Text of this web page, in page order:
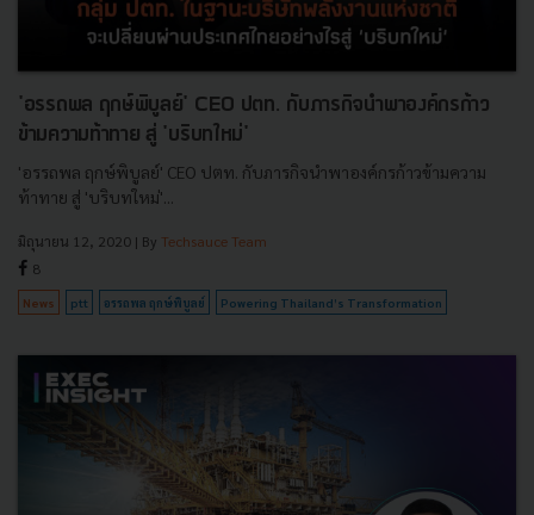
'อรรถพล ฤกษ์พิบูลย์' CEO ปตท. กับภารกิจนำพาองค์กรก้าว
ข้ามความท้าทาย สู่ 'บริบทใหม่'
'อรรถพล ฤกษ์พิบูลย์' CEO ปตท. กับภารกิจนำพาองค์กรก้าวข้ามความ
ท้าทาย สู่ 'บริบทใหม่'...
มิถุนายน 12, 2020 | By Techsauce Team
8
News ptt อรรถพล ฤกษ์พิบูลย์ Powering Thailand’s Transformation